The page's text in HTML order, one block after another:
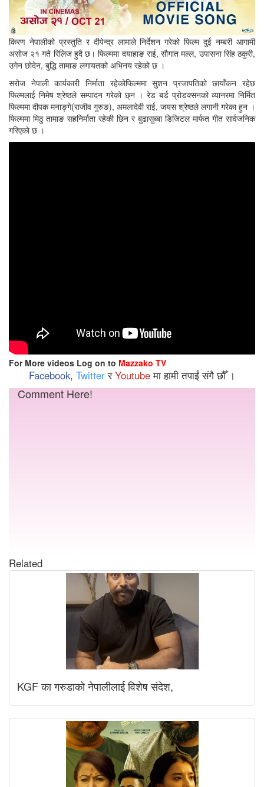
किरण नेपालीको प्रस्तुति र दीपेन्द्र लामाले निर्देशन गरेको फिल्म दुई नम्बरी आगामी
असोज २१ गते रिलिज हुदै छ। फिल्ममा दयाहाङ राई, सौगात मल्ल, उपासना सिंह ठकुरी,
उगेन छोदेन, बुद्धि तामाङ लगायतको अभिनय रहेको छ ।
सरोज नेपाली कार्यकारी निर्माता रहेकोफिल्ममा सुशन प्रजापतिको छायाँकन रहेछ
फिल्मलाई निमेष श्रेष्ठले सम्पादन गरेको छ्न । रेड बर्ड प्रोडक्सनको व्यानरमा निर्मित
फिल्ममा दीपक मनाङ्गे(राजीव गुरुङ), अमलादेवी राई, जयस श्रेष्ठले लगानी गरेका हुन ।
फिल्ममा मिठु तामाङ सहनिर्माता रहेकी छिन र बुढासुब्बा डिजिटल मार्फत गीत सार्वजनिक
गरिएको छ ।
For More videos Log on to Mazzako TV
Facebook, TwitterरYoutubeमा हामी तपाईं संगै छौँ ।
Comment Here!
Related
KGF का गरुडाको नेपालीलाई विशेष संदेश,